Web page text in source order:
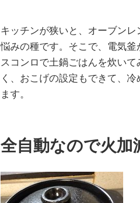
キッチンが狭いと、オーブン
悩みの種です。そこで、電気
スコンロで土鍋ごはんを炊い
く、おこげの設定もできて、
ます。
全自動なので火加